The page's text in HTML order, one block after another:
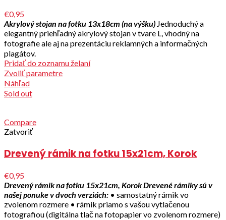
€0,95
Akrylový stojan na fotku 13x18cm (na výšku) Jednoduchý a
elegantný priehľadný akrylový stojan v tvare L, vhodný na
fotografie ale aj na prezentáciu reklamných a informačných
plagátov.
Pridať do zoznamu želaní
Zvoliť parametre
Náhľad
Sold out
Compare
Zatvoriť
Drevený rámik na fotku 15x21cm, Korok
€0,95
Drevený rámik na fotku 15x21cm, KorokDrevené rámiky sú v
našej ponuke v dvoch verziách: • samostatný rámik vo
zvolenom rozmere • rámik priamo s vašou vytlačenou
fotografiou (digitálna tlač na fotopapier vo zvolenom rozmere)